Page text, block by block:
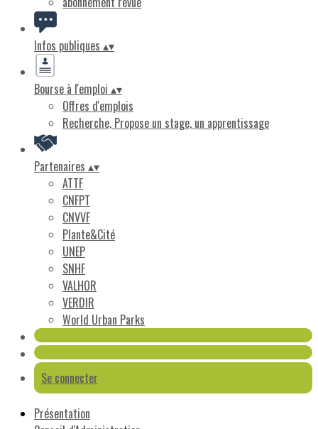
Infos publiques ▴▾
Bourse à l'emploi ▴▾
Offres d'emplois
Recherche, Propose un stage, un apprentissage
Partenaires ▴▾
ATTF
CNFPT
CNVVF
Plante&Cité
UNEP
SNHF
VALHOR
VERDIR
World Urban Parks
Se connecter
Présentation